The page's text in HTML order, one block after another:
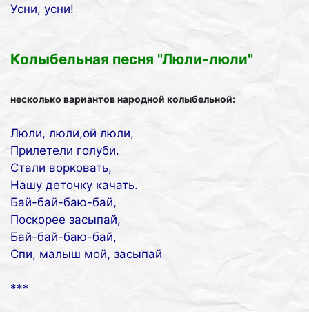
Усни, усни!
Колыбельная песня "Люли-люли"
несколько вариантов народной колыбельной:
Люли, люли,ой люли,
Прилетели голуби.
Стали ворковать,
Нашу деточку качать.
Бай-бай-баю-бай,
Поскорее засыпай,
Бай-бай-баю-бай,
Спи, малыш мой, засыпай
***